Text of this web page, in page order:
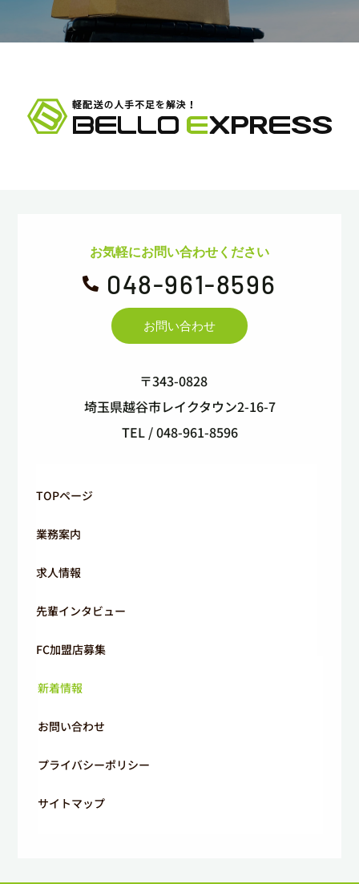
お気軽にお問い合わせください
 048-961-8596
お問い合わせ
〒343-0828
埼玉県越谷市レイクタウン2-16-7
TEL / 048-961-8596
TOPページ
業務案内
求人情報
先輩インタビュー
FC加盟店募集
新着情報
お問い合わせ
プライバシーポリシー
サイトマップ